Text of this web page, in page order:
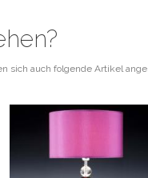
sich auch folgende Artikel